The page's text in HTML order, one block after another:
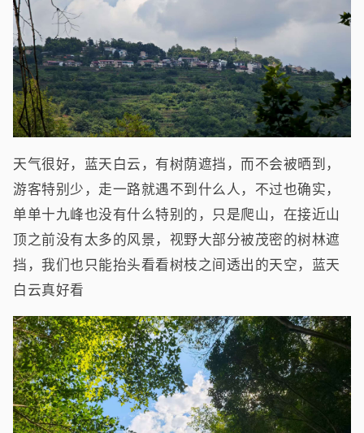
天气很好，蓝天白云，有树荫遮挡，而不会被晒到，
游客特别少，走一路就遇不到什么人，不过也确实，
单单十九峰也没有什么特别的，只是爬山，在接近山
顶之前没有太多的风景，视野大部分被茂密的树林遮
挡，我们也只能抬头看看树枝之间透出的天空，蓝天
白云真好看